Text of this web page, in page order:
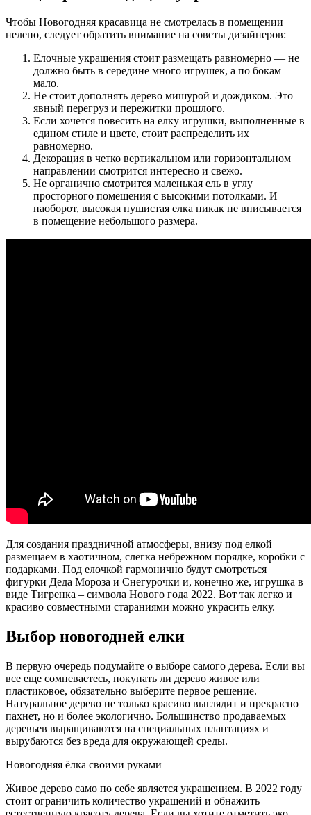
Чтобы Новогодняя красавица не смотрелась в помещении
нелепо, следует обратить внимание на советы дизайнеров:
Елочные украшения стоит размещать равномерно — не
должно быть в середине много игрушек, а по бокам
мало.
Не стоит дополнять дерево мишурой и дождиком. Это
явный перегруз и пережитки прошлого.
Если хочется повесить на елку игрушки, выполненные в
едином стиле и цвете, стоит распределить их
равномерно.
Декорация в четко вертикальном или горизонтальном
направлении смотрится интересно и свежо.
Не органично смотрится маленькая ель в углу
просторного помещения с высокими потолками. И
наоборот, высокая пушистая елка никак не вписывается
в помещение небольшого размера.
Для создания праздничной атмосферы, внизу под елкой
размещаем в хаотичном, слегка небрежном порядке, коробки с
подарками. Под елочкой гармонично будут смотреться
фигурки Деда Мороза и Снегурочки и, конечно же, игрушка в
виде Тигренка – символа Нового года 2022. Вот так легко и
красиво совместными стараниями можно украсить елку.
Выбор новогодней елки
В первую очередь подумайте о выборе самого дерева. Если вы
все еще сомневаетесь, покупать ли дерево живое или
пластиковое, обязательно выберите первое решение.
Натуральное дерево не только красиво выглядит и прекрасно
пахнет, но и более экологично. Большинство продаваемых
деревьев выращиваются на специальных плантациях и
вырубаются без вреда для окружающей среды.
Новогодняя ёлка своими руками
Живое дерево само по себе является украшением. В 2022 году
стоит ограничить количество украшений и обнажить